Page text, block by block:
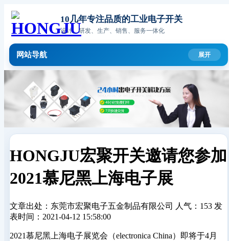
10几年专注品质的工业电子开关
设计、研发、生产、销售、服务一体化
网站导航
HONGJU宏聚开关邀请您参加
2021慕尼黑上海电子展
文章出处：东莞市宏聚电子五金制品有限公司 人气：153 发
表时间：2021-04-12 15:58:00
2021慕尼黑上海电子展览会（electronica China）即将于4月